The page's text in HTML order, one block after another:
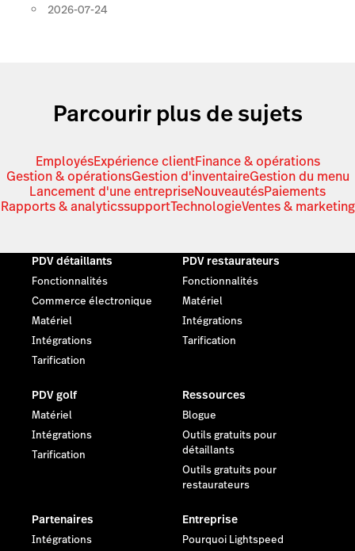
2026-07-24
Parcourir plus de sujets
EmployésExpérience clientFinance & opérations
Gestion & opérationsGestion d'inventaireGestion du menu
Lancement d'une entrepriseNouveautésPaiements
Rapports & analyticssupportTechnologieVentes & marketing
PDV détaillants
Fonctionnalités
Commerce électronique
Matériel
Intégrations
Tarification
PDV restaurateurs
Fonctionnalités
Matériel
Intégrations
Tarification
PDV golf
Matériel
Intégrations
Tarification
Ressources
Blogue
Outils gratuits pour
détaillants
Outils gratuits pour
restaurateurs
Partenaires
Intégrations
Entreprise
Pourquoi Lightspeed